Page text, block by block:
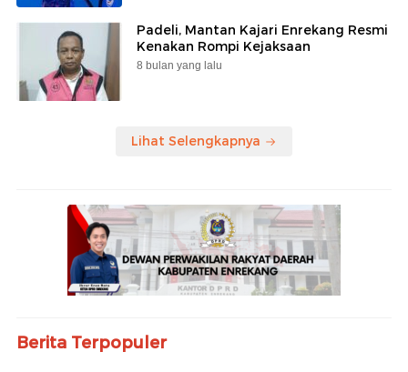
Padeli, Mantan Kajari Enrekang Resmi
Kenakan Rompi Kejaksaan
8 bulan yang lalu
Lihat Selengkapnya
Berita Terpopuler